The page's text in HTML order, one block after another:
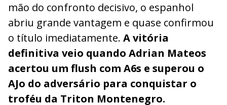
mão do confronto decisivo, o espanhol
abriu grande vantagem e quase confirmou
o título imediatamente. A vitória
definitiva veio quando Adrian Mateos
acertou um flush com A6s e superou o
AJo do adversário para conquistar o
troféu da Triton Montenegro.